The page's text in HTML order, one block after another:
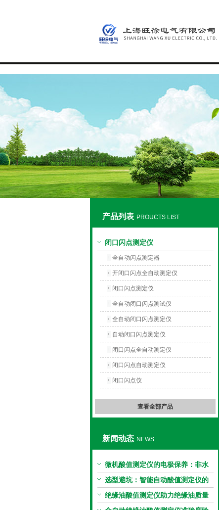
上海旺徐电气有限公司
产品列表 PROUCTS LIST
闭口闪点测定仪
全自动闪点测定器
开闭口闪点全自动测定仪
闭口闪点测定仪
全自动闭口闪点测试仪
全自动闭口闪点测定仪
自动闭口闪点测定仪
闭口闪点全自动测定仪
闭口闪点自动测定仪
闭口闪点仪
查看全部产品
新闻动态 NEWS
微机酸值测定仪的电极保养：非水
电极的清洗与活化方法
选型避坑：智能自动酸值测定仪的
加热功率与萃取时间关系
绝缘油酸值测定仪助力绝缘油质量